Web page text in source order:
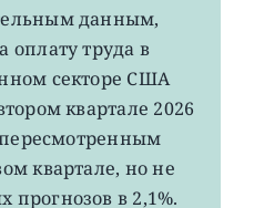
Затраты
рабочую
силу
США
выросли
ожиданий
данным,
оплату труда в
секторе США
квартале 2026
пересмотренным
квартале, но не
в 2,1%.